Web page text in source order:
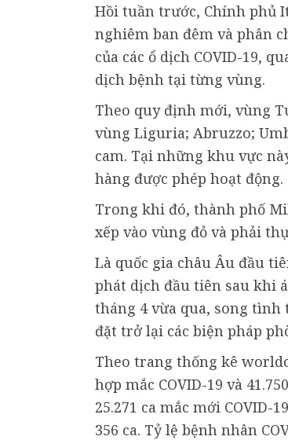
Hồi tuần trước, Chính phủ
nghiêm ban đêm và phân
của các ổ dịch COVID-19,
dịch bệnh tại từng vùng.
Theo quy định mới, vùng
vùng Liguria; Abruzzo;
cam. Tại những khu vực
hàng được phép hoạt
Trong khi đó, thành phố
xếp vào vùng đỏ và phải
Là quốc gia châu Âu đầu
phát dịch đầu tiên sau khi
tháng 4 vừa qua, song tình
đặt trở lại các biện pháp
Theo trang thống kê
hợp mắc COVID-19 và
25.271 ca mắc mới COVID-
356 ca. Tỷ lệ bệnh nhân